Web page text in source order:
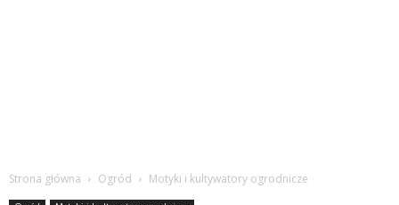
Strona główna Ogród Motyki i kultywatory ogrodnicze